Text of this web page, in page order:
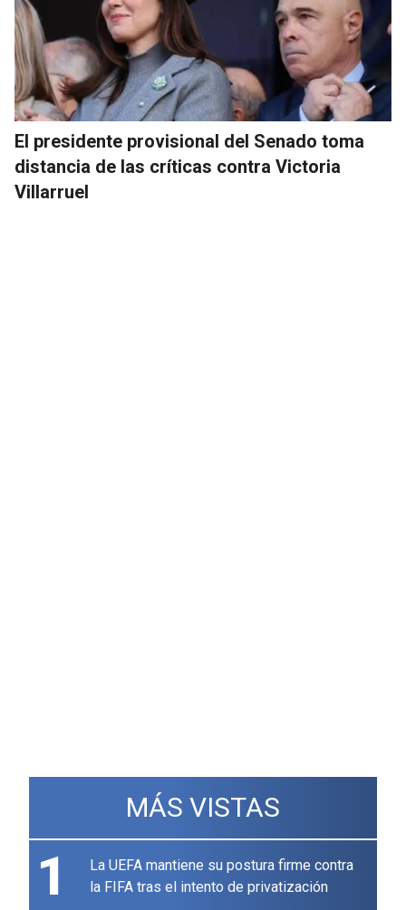
El presidente provisional del Senado toma
distancia de las críticas contra Victoria
Villarruel
MÁS VISTAS
1
La UEFA mantiene su postura firme contra
la FIFA tras el intento de privatización